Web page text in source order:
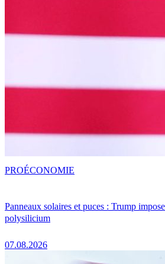
Panneaux solaires et puces : Trump
polysilicium
07.08.2026
PROÉCONOMIE